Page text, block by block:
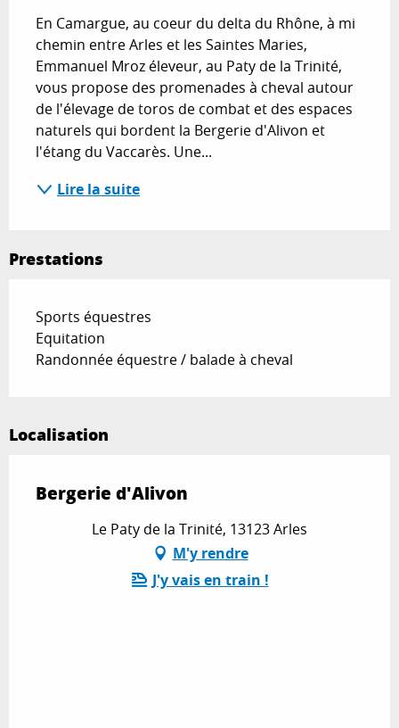
En Camargue, au coeur du delta du Rhône, à mi
chemin entre Arles et les Saintes Maries,
Emmanuel Mroz éleveur, au Paty de la Trinité,
vous propose des promenades à cheval autour
de l'élevage de toros de combat et des espaces
naturels qui bordent la Bergerie d'Alivon et
l'étang du Vaccarès. Une...
Lire la suite
Prestations
Sports équestres
Equitation
Randonnée équestre / balade à cheval
Localisation
Bergerie d'Alivon
Le Paty de la Trinité, 13123 Arles
M'y rendre
J'y vais en train !